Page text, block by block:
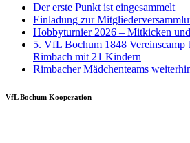
Der erste Punkt ist eingesammelt
Einladung zur
Hobbyturnier 2026 – Mitkicken
5. VfL Bochum 1848
Rimbach mit 21 Kindern
Rimbacher Mädchenteams
VfL Bochum Kooperation